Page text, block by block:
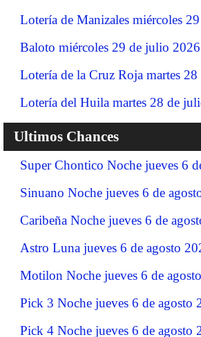
Lotería de Manizales miércoles
Baloto miércoles 29 de julio 2026
Lotería de la Cruz Roja martes
Lotería del Huila martes 28 de
Ultimos Chances
Super Chontico Noche jueves 6
Sinuano Noche jueves 6 de
Caribeña Noche jueves 6 de
Astro Luna jueves 6 de agosto
Motilon Noche jueves 6 de
Pick 3 Noche jueves 6 de agosto
Pick 4 Noche jueves 6 de agosto